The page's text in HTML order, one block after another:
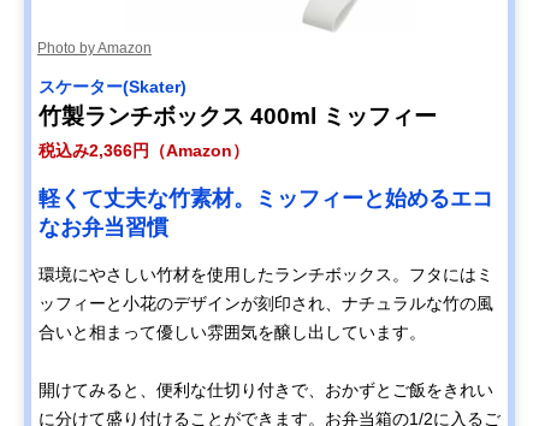
Photo by Amazon
スケーター(Skater)
竹製ランチボックス 400ml ミッフィー
税込み2,366円（Amazon）
軽くて丈夫な竹素材。ミッフィーと始めるエコ
なお弁当習慣
環境にやさしい竹材を使用したランチボックス。フタにはミ
ッフィーと小花のデザインが刻印され、ナチュラルな竹の風
合いと相まって優しい雰囲気を醸し出しています。
開けてみると、便利な仕切り付きで、おかずとご飯をきれい
に分けて盛り付けることができます。お弁当箱の1/2に入るご